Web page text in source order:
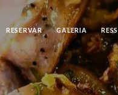
RESERVAR GALERIA